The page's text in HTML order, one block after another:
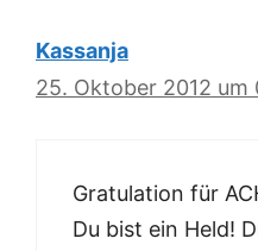
Kassanja
25. Oktober 2012 um
Gratulation für
Du bist ein Held!